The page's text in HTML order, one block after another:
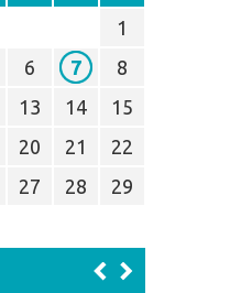
1
6 7
8
13 14
15
20 21
22
27 28
29